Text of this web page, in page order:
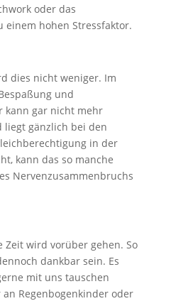
oder das
hohen Stressfaktor.
dies nicht weniger. Im
und
kann gar nicht mehr
liegt gänzlich bei den
in der
kann das so manche
Nervenzusammenbruchs
Zeit wird vorüber gehen. So
dankbar sein. Es
mit uns tauschen
Regenbogenkinder oder